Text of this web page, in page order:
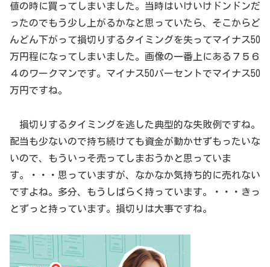
値の時に買ってしまいました。当時はいけいけドンドンだ
ったのでもう少し上がるかなと思っていたら、そこからど
んどん下がって損切りするタイミングを失ってマイナス50
万円程になってしまいました。画像の一番上にある７５６
４のワークマンです。マイナス50パーセントでマイナス50
万円ですね。
損切りするタイミングを逃した典型的な失敗例ですね。
配当も少ないので持ち続けても資金が動かせずもったいな
いので、もういっそ売ってしまおうかと思っていま
す。・・・思っていますが、なかなか気持ち的に売れない
ですよね。多分、もうしばらく持っています。・・・きっ
とずっと持っています。損切りは大事ですね。